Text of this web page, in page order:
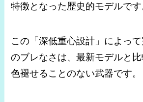
特徴となった歴史的モデルです
この「深低重心設計」によっ
のブレなさは、最新モデルと
色褪せることのない武器です。